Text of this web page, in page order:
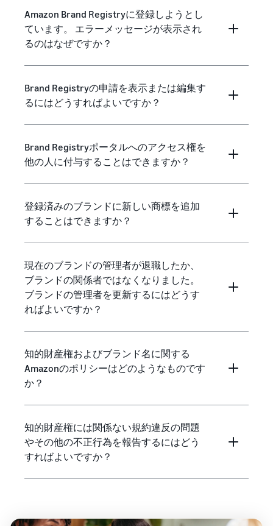
Amazon Brand Registryに登録しようとし
ています。 エラーメッセージが表示され
るのはなぜですか？
Brand Registryの申請を表示または編集す
るにはどうすればよいですか？
Brand Registryポータルへのアクセス権を
他の人に付与することはできますか？
登録済みのブランドに新しい商標を追加
することはできますか？
現在のブランドの管理者が退職したか、
ブランドの関係者ではなくなりました。
ブランドの管理者を更新するにはどうす
ればよいですか？
知的財産権およびブランド名に関する
Amazonのポリシーはどのようなものです
か？
知的財産権には関係ない規約違反の問題
やその他の不正行為を報告するにはどう
すればよいですか？